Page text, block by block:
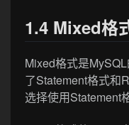
1.4 Mixed格
Mixed格式是
了Statement格式和
选择使用Statement